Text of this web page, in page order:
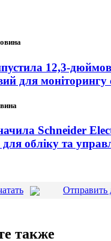
12,3-
для моніторингу
Schneider
для обліку та
Отправить
также